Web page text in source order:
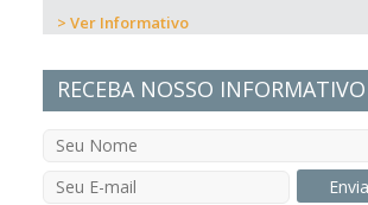
> Ver Informativo
RECEBA NOSSO INFORMATIVO